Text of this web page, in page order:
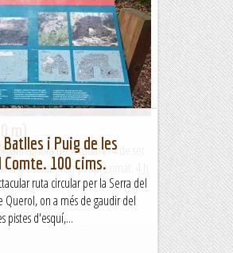
de sortida: 2/4 de set
d’Osona. Temps aproximat: 4 h
472...
i Puig de les
100 cims.
ruta circular per la Serra del
Querol, on a més de gaudir del
pistes d'esquí,...